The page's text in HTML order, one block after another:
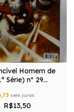
Homem de
Série) nº 29
sem juros
R$13,50